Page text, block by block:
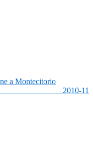
a Montecitorio
11